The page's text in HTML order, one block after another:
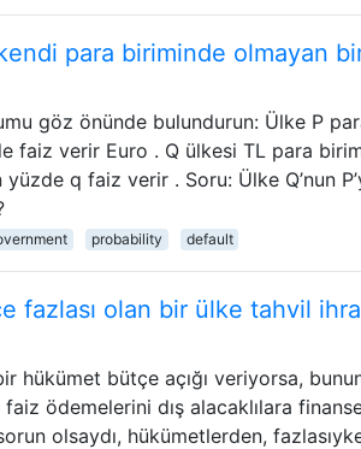
para biriminde olmayan bir
göz önünde bulundurun: Ülke P
faiz verir Euro . Q ülkesi TL para
q faiz verir . Soru: Ülke Q’nun
probability default
fazlası olan bir ülke tahvil
hükümet bütçe açığı veriyorsa,
ödemelerini dış alacaklılara
olsaydı, hükümetlerden,